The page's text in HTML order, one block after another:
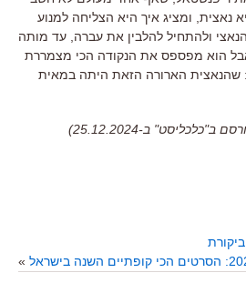
נאצית ומציג איך היא הצליחה למנוע
ולהתחיל להלבין את עברה עד מותה
הוא מפספס את הנקודה הכי מצמררת
: שהנאצית הארורה הזאת היתה במאית
ב-25.12.2024)
»